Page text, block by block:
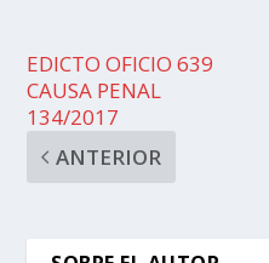
EDICTO OFICIO 639
CAUSA PENAL
134/2017
ANTERIOR